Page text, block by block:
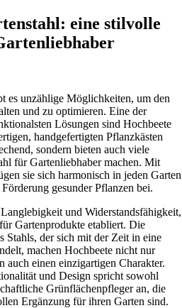
eine stilvolle
es unzählige Möglichkeiten, um den
und zu optimieren. Eine der
Lösungen sind Hochbeete
handgefertigten Pflanzkästen
sondern bieten auch viele
für Gartenliebhaber machen. Mit
sie sich harmonisch in jeden Garten
gesunder Pflanzen bei.
und Widerstandsfähigkeit,
Gartenprodukte etabliert. Die
Stahls, der sich mit der Zeit in eine
machen Hochbeete nicht nur
auch einen einzigartigen Charakter.
und Design spricht sowohl
Grünflächenpfleger an, die
Ergänzung für ihren Garten sind.